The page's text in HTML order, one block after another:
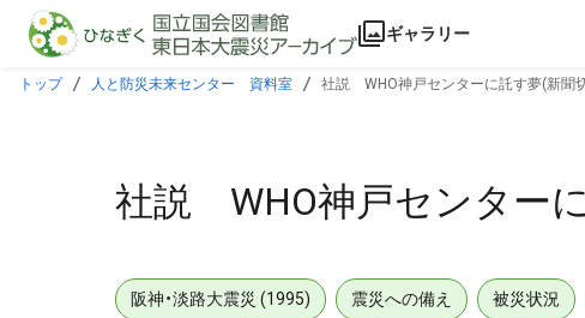
本文に飛ぶ
ギャラリー
トップ 人と防災未来センター 資料室 社説 WHO神戸センターに託す夢(新聞
社説 WHO神戸センター
阪神・淡路大震災 (1995) 震災への備え 被災状況